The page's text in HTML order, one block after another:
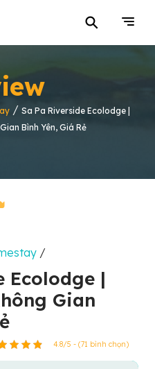
⚲
/ Sa Pa Riverside Ecolodge |
Bình Yên, Giá Rẻ
/
Ecolodge |
Gian
4.8/5 - (71 bình chọn)